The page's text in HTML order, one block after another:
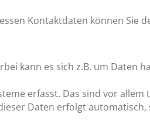
Kontaktdaten können Sie
kann es sich z.B. um Daten
erfasst. Das sind vor allem
Daten erfolgt automatisch,